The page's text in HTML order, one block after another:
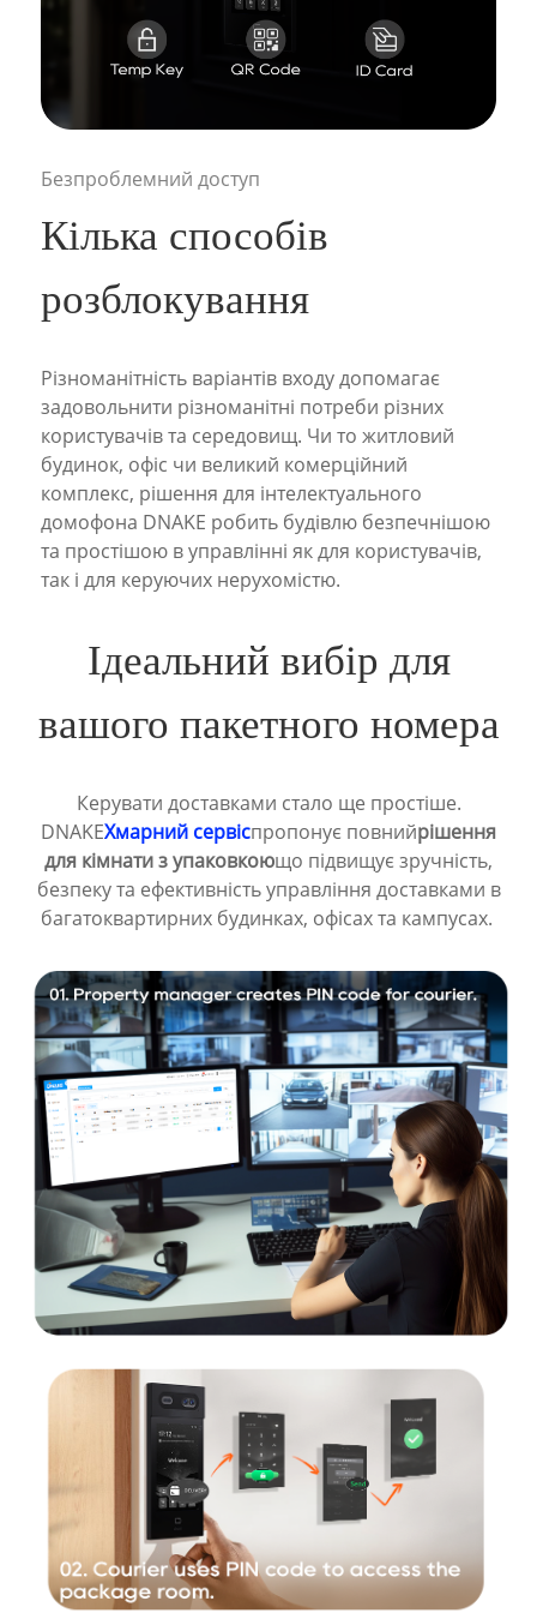
Безпроблемний доступ
Кілька способів
розблокування
Різноманітність варіантів входу допомагає
задовольнити різноманітні потреби різних
користувачів та середовищ. Чи то житловий
будинок, офіс чи великий комерційний
комплекс, рішення для інтелектуального
домофона DNAKE робить будівлю безпечнішою
та простішою в управлінні як для користувачів,
так і для керуючих нерухомістю.
Ідеальний вибір для
вашого пакетного номера
Керувати доставками стало ще простіше.
DNAKEХмарний сервіспропонує повнийрішення
для кімнати з упаковкоющо підвищує зручність,
безпеку та ефективність управління доставками в
багатоквартирних будинках, офісах та кампусах.